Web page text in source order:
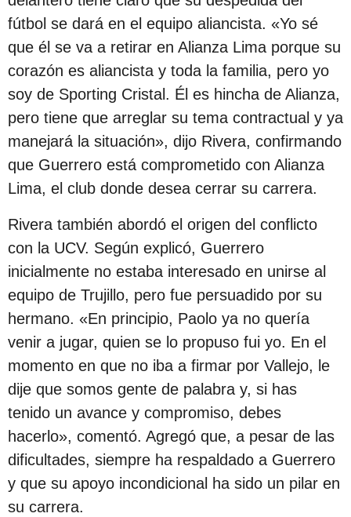
d
e
l
a
p
u
b
l
c
a
c
i
ó
n
fútbol se dará en el equipo aliancista. «Yo sé
que él se va a retirar en Alianza Lima porque su
corazón es aliancista y toda la familia, pero yo
soy de Sporting Cristal. Él es hincha de Alianza,
pero tiene que arreglar su tema contractual y ya
manejará la situación», dijo Rivera, confirmando
que Guerrero está comprometido con Alianza
Lima, el club donde desea cerrar su carrera.
Rivera también abordó el origen del conflicto
con la UCV. Según explicó, Guerrero
inicialmente no estaba interesado en unirse al
equipo de Trujillo, pero fue persuadido por su
hermano. «En principio, Paolo ya no quería
venir a jugar, quien se lo propuso fui yo. En el
momento en que no iba a firmar por Vallejo, le
dije que somos gente de palabra y, si has
tenido un avance y compromiso, debes
hacerlo», comentó. Agregó que, a pesar de las
dificultades, siempre ha respaldado a Guerrero
y que su apoyo incondicional ha sido un pilar en
su carrera.